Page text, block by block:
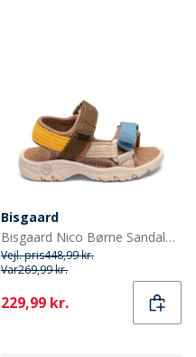
Bisgaard
Bisgaard Nico Børne Sandaler Mocha
Vejl. pris448,99 kr.
Var269,99 kr.
Current
229,99 kr.